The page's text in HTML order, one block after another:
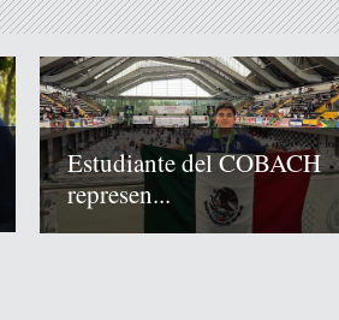
Estudiante del COBACH
represen...